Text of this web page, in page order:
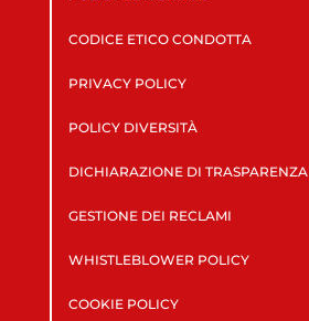
CODICE ETICO CONDOTTA
PRIVACY POLICY
POLICY DIVERSITÀ
DICHIARAZIONE DI TRASPARENZA
GESTIONE DEI RECLAMI
WHISTLEBLOWER POLICY
COOKIE POLICY